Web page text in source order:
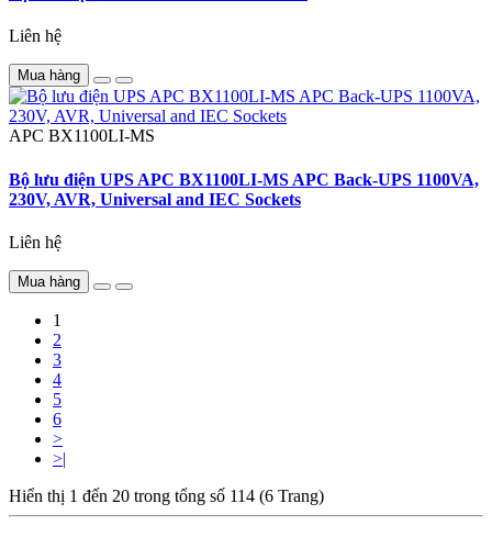
Liên hệ
Mua hàng
APC BX1100LI-MS
Bộ lưu điện UPS APC BX1100LI-MS APC Back-UPS 1100VA,
230V, AVR, Universal and IEC Sockets
Liên hệ
Mua hàng
1
2
3
4
5
6
>
>|
Hiển thị 1 đến 20 trong tổng số 114 (6 Trang)